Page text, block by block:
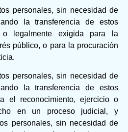
personales, sin necesidad de
la transferencia de estos
legalmente exigida para la
público, o para la procuración
personales, sin necesidad de
la transferencia de estos
el reconocimiento, ejercicio o
en un proceso judicial, y
personales, sin necesidad de